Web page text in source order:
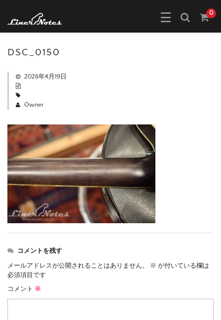
0
DSC_0150
2026年4月19日
Owner
コメントを残す
メールアドレスが公開されることはありません。 ※ が付いている欄は
必須項目です
コメント ※